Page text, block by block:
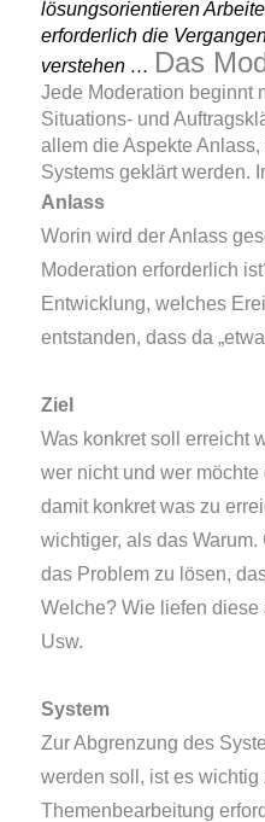
lösungsorientieren
erforderlich die
verstehen … Das
Jede Moderation beginnt
Situations- und
allem die Aspekte
Systems geklärt werden.
Anlass
Worin wird der Anlass
Moderation erforderlich
Entwicklung, welches
entstanden, dass da
Ziel
Was konkret soll erreicht
wer nicht und wer
damit konkret was zu
wichtiger, als das Warum.
das Problem zu lösen,
Welche? Wie liefen
Usw.
System
Zur Abgrenzung des
werden soll, ist es wichtig
Themenbearbeitung